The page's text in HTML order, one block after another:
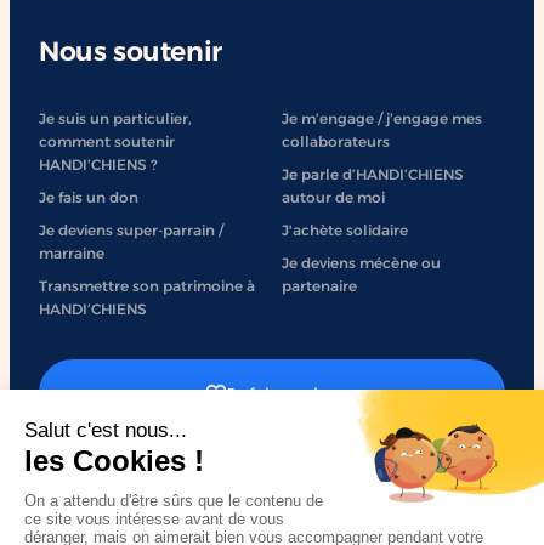
Nous soutenir
Je suis un particulier,
comment soutenir
HANDI’CHIENS ?
Je fais un don
Je deviens super-parrain /
marraine
Transmettre son patrimoine à
HANDI’CHIENS
Je m’engage / j’engage mes
collaborateurs
Je parle d’HANDI’CHIENS
autour de moi
J'achète solidaire
Je deviens mécène ou
partenaire
Je fais un don
J'engage mon entreprise